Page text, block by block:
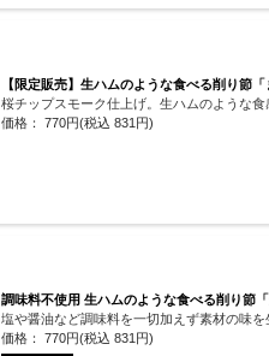
【限定販売】生ハムのような食べる削り節
桜チップスモーク仕上げ。生ハムのような
価格： 770円(税込 831円)
調味料不使用 生ハムのような食べる削り節「
塩や醤油など調味料を一切加えず素材の味
価格： 770円(税込 831円)